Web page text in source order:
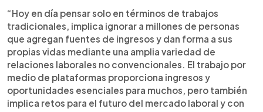
“Hoy en día pensar solo en términos de trabajos
tradicionales, implica ignorar a millones de personas
que agregan fuentes de ingresos y dan forma a sus
propias vidas mediante una amplia variedad de
relaciones laborales no convencionales. El trabajo por
medio de plataformas proporciona ingresos y
oportunidades esenciales para muchos, pero también
implica retos para el futuro del mercado laboral y con